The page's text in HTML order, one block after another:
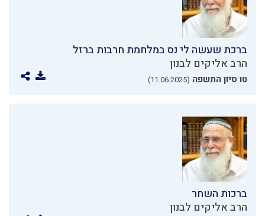
ברכת שעשה לי נס במלחמת חרבות ברזל
הרב אליקים לבנון
טו סיון התשפה (11.06.2025)
ברכות השחר
הרב אליקים לבנון